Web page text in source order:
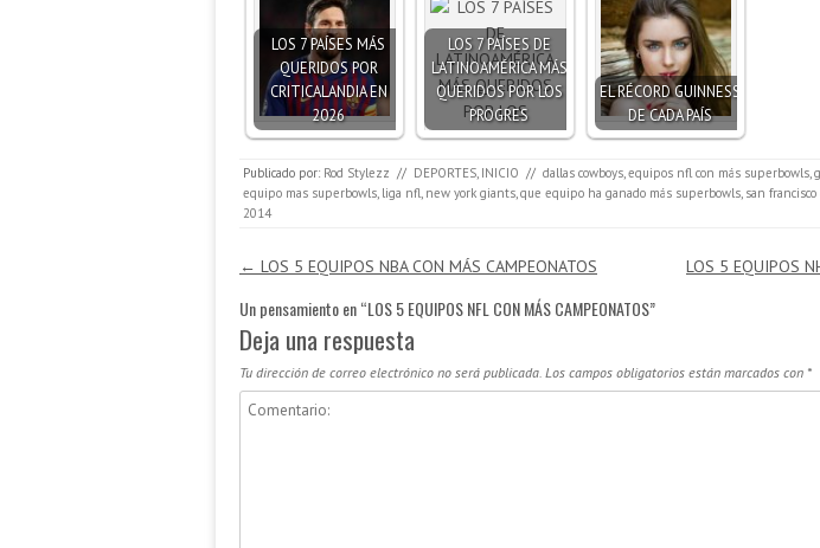
LOS 7 PAÍSES MÁS
QUERIDOS POR
CRITICALANDIA EN
2026
LOS 7 PAÍSES DE
LATINOAMÉRICA MÁS
QUERIDOS POR LOS
PROGRES
EL RÉCORD GUINNESS
DE CADA PAÍS
Publicado por: Rod Stylezz // DEPORTES, INICIO // dallas cowboys,equipos nfl con más superbowls,
equipo mas superbowls, liga nfl, new york giants,que equipo ha ganado más superbowls, san
2014
Navegación de entradas
← LOS 5 EQUIPOS NBA CON MÁS CAMPEONATOS LOS 5 EQUIPOS
Un pensamiento en “LOS 5 EQUIPOS NFL CON MÁS CAMPEONATOS”
Deja una respuesta
Tu dirección de correo electrónico no será publicada. Los campos obligatorios están marcados con *